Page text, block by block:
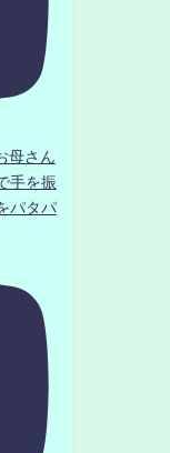
母さん
手を振
パタパ